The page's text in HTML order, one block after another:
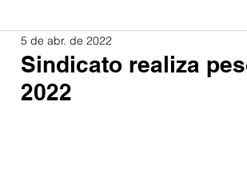
do Brasil CONTEC
Sindicato realiza
2022
5 de abr. de 2022